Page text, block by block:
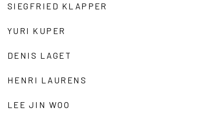
SIEGFRIED KLAPPER
YURI KUPER
DENIS LAGET
HENRI LAURENS
LEE JIN WOO